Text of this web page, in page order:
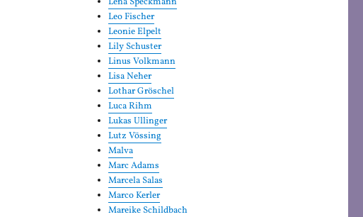
Leo Fischer
Leonie Elpelt
Lily Schuster
Linus Volkmann
Lisa Neher
Lothar Gröschel
Luca Rihm
Lukas Ullinger
Lutz Vössing
Malva
Marc Adams
Marcela Salas
Marco Kerler
Mareike Schildbach